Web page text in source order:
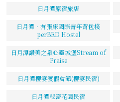
日月潭原宿旅店
日月潭‧有張床國際青年背包棧
perBED Hostel
日月潭讚美之泉心靈城堡Stream of
Praise
日月潭櫻宴渡假會館(櫻宴民宿)
日月潭秘密花園民宿